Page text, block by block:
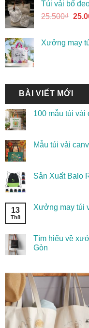
Túi vải bố
25.500₫
Xưởng may
BÀI VIẾT MỚI
100 mẫu túi vải
Mẫu túi vải
Sản Xuất Balo
13
Th8
Xưởng may túi
Tìm hiểu về
Gòn